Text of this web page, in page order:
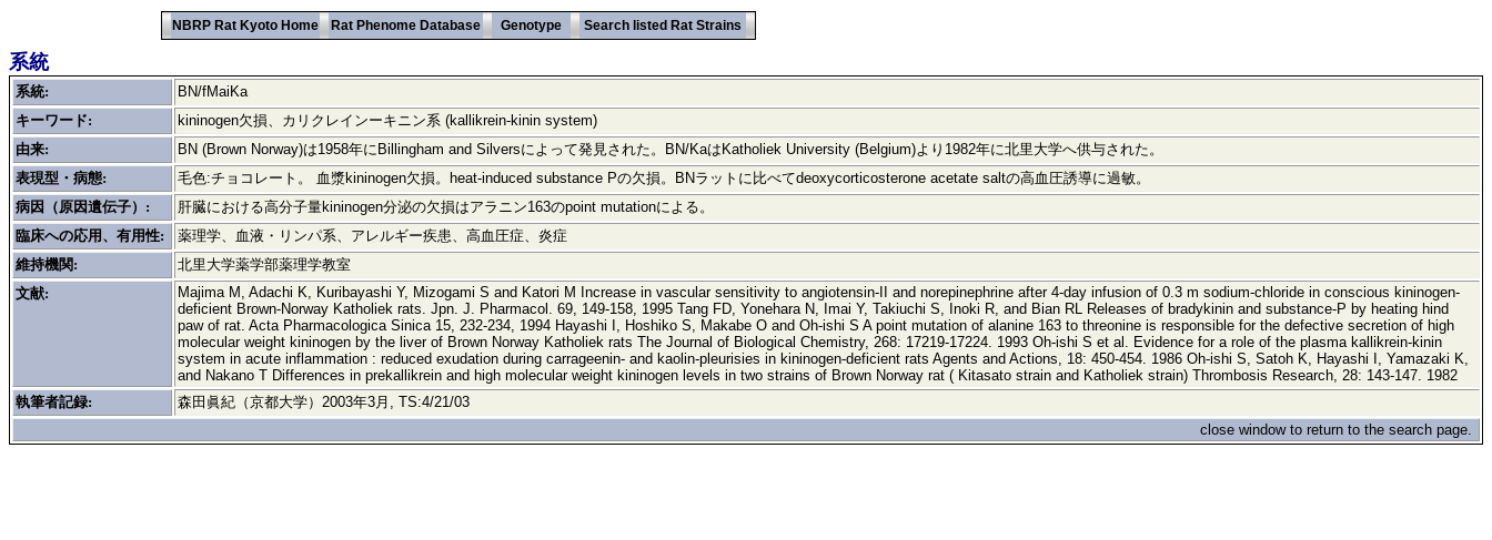
系統
系統:
BN/fMaiKa
キーワード:
kininogen欠損、カリクレインーキニン系 (kallikrein-kinin system)
由来:
BN (Brown Norway)は1958年にBillingham and Silversによって発見された。BN/KaはKatholiek University (Belgium)より1982年に北里大学へ供与された。
表現型・病態:
毛色:チョコレート。 血漿kininogen欠損。heat-induced substance Pの欠損。BNラットに比べてdeoxycorticosterone acetate saltの高血圧誘導に過敏。
病因（原因遺伝子）:
肝臓における高分子量kininogen分泌の欠損はアラニン163のpoint mutationによる。
臨床への応用、有用性:
薬理学、血液・リンパ系、アレルギー疾患、高血圧症、炎症
維持機関:
北里大学薬学部薬理学教室
文献:
Majima M, Adachi K, Kuribayashi Y, Mizogami S and Katori M Increase in vascular sensitivity to angiotensin-II and norepinephrine after 4-day infusion of 0.3 m sodium-chloride in conscious kininogen-
deficient Brown-Norway Katholiek rats. Jpn. J. Pharmacol. 69, 149-158, 1995 Tang FD, Yonehara N, Imai Y, Takiuchi S, Inoki R, and Bian RL Releases of bradykinin and substance-P by heating hind
paw of rat. Acta Pharmacologica Sinica 15, 232-234, 1994 Hayashi I, Hoshiko S, Makabe O and Oh-ishi S A point mutation of alanine 163 to threonine is responsible for the defective secretion of high
molecular weight kininogen by the liver of Brown Norway Katholiek rats The Journal of Biological Chemistry, 268: 17219-17224. 1993 Oh-ishi S et al. Evidence for a role of the plasma kallikrein-kinin
system in acute inflammation : reduced exudation during carrageenin- and kaolin-pleurisies in kininogen-deficient rats Agents and Actions, 18: 450-454. 1986 Oh-ishi S, Satoh K, Hayashi I, Yamazaki K,
and Nakano T Differences in prekallikrein and high molecular weight kininogen levels in two strains of Brown Norway rat ( Kitasato strain and Katholiek strain) Thrombosis Research, 28: 143-147. 1982
執筆者記録:
森田眞紀（京都大学）2003年3月, TS:4/21/03
close window to return to the search page.
NBRP Rat Kyoto Home Rat Phenome Database Genotype Search listed Rat Strains